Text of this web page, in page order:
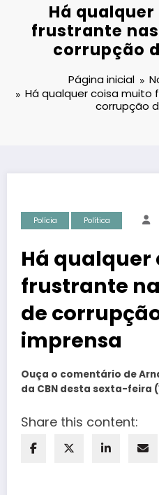
Há
frustrante
corrupção
Página inicial
Há qualquer coisa muito
corrupção
Polícia Política
Há qualquer
frustrante
de
imprensa
Ouça o comentário de
da CBN desta sexta-feira
Share this content: